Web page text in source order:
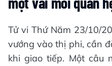
Tử vi Thứ Năm 23/10/
vướng vào thị phi, cần
khi giao tiếp. Một câu